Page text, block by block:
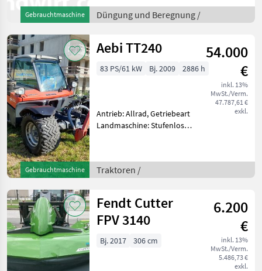
Gebrauchtmaschine
Vorgeschaltenem
Planetengetriebe Flügel
6170276 Grubeninh
Düngung und Beregnung /
Gebrauchtmaschine
Aebi TT240
54.000
€
inkl. 13%
MwSt./Verm.
47.787,61 €
exkl.
83 PS/61 kW Bj. 2009 2886 h
Antrieb: Allrad, Getriebeart
Landmaschine: Stufenloses
540/1000,
Höchstgeschwindigkeit in
Traktoren /
Fendt Cutter
FPV 3140
6.200
€
inkl. 13%
MwSt./Verm.
5.486,73 €
exkl.
Bj. 2017 306 cm